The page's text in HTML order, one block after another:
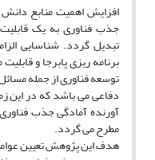
افزایش اهمیت منابع
جذب فناوری به یک
تبدیل گردد. شناسایی
برنامه ریزی پابرجا و
توسعه فناوری از جمله
دفاعی می باشد که در این
آورنده آمادگی جذب فناوری
مطرح می گردد.
هدف این پژوهش تعیین